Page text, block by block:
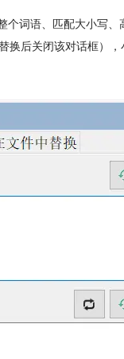
个词语、匹配大小写
换后关闭该对话框）